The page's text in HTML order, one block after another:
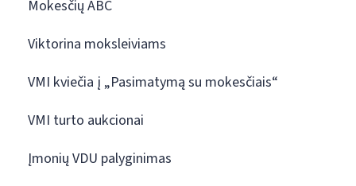
Mokesčių ABC
Viktorina moksleiviams
VMI kviečia į „Pasimatymą su mokesčiais“
VMI turto aukcionai
Įmonių VDU palyginimas